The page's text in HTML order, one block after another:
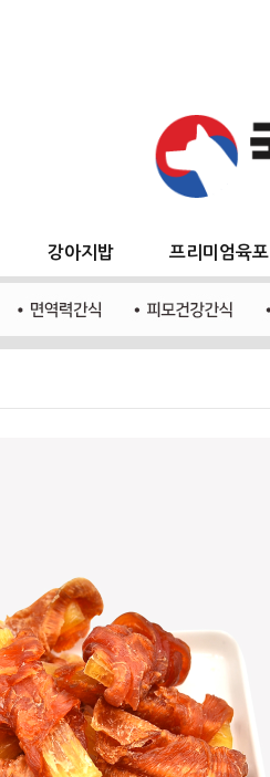
강아지밥 프리미엄육포